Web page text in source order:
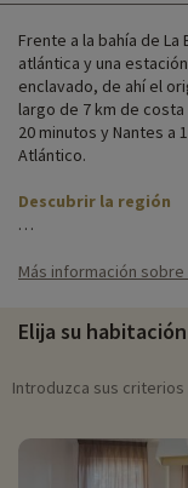
Frente a la bahía de
atlántica y una
enclavado, de ahí el
largo de 7 km de
20 minutos y Nantes a
Atlántico.
Descubrir la región
estudios y casas
La Résidence de la
e instalaciones que le
aparcamiento cubierto,
de mochilas
Actividades
Más información
Elija su
Introduzca sus